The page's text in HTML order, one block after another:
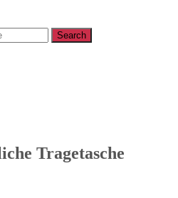
Search
Tragetasche